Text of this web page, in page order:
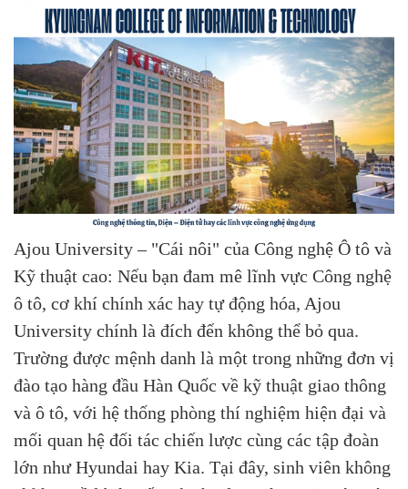
Ajou University – "Cái nôi" của Công nghệ Ô tô và
Kỹ thuật cao: Nếu bạn đam mê lĩnh vực Công nghệ
ô tô, cơ khí chính xác hay tự động hóa, Ajou
University chính là đích đến không thể bỏ qua.
Trường được mệnh danh là một trong những đơn vị
đào tạo hàng đầu Hàn Quốc về kỹ thuật giao thông
và ô tô, với hệ thống phòng thí nghiệm hiện đại và
mối quan hệ đối tác chiến lược cùng các tập đoàn
lớn như Hyundai hay Kia. Tại đây, sinh viên không